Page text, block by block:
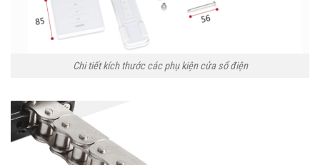
Chi tiết kích thước các phụ kiện cửa sổ điện